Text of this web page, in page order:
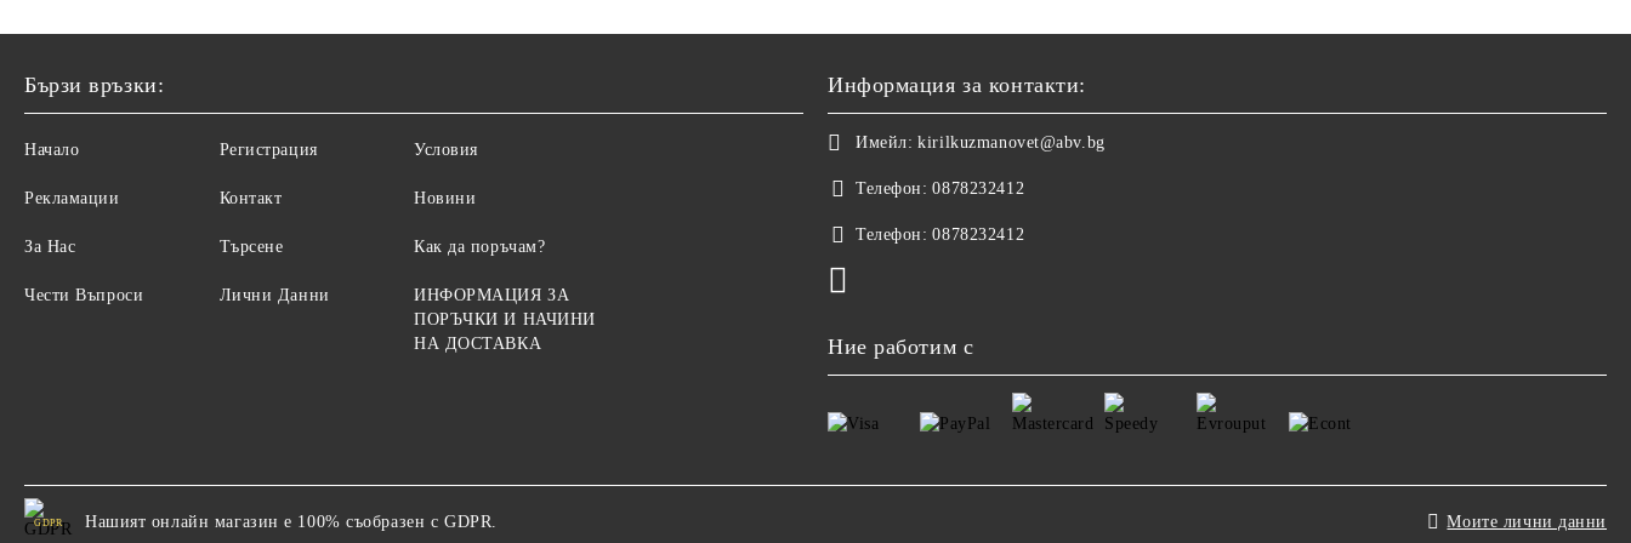
Бързи връзки:
Начало
Рекламации
За Нас
Чести Въпроси
Регистрация
Контакт
Търсене
Лични Данни
Условия
Новини
Как да поръчам?
ИНФОРМАЦИЯ ЗА
ПОРЪЧКИ И НАЧИНИ
НА ДОСТАВКА
Информация за контакти:
Имейл: kirilkuzmanovet@abv.bg
Телефон: 0878232412
Телефон: 0878232412
Ние работим с
GDPR Нашият онлайн магазин е 100% съобразен с GDPR. Моите лични данни